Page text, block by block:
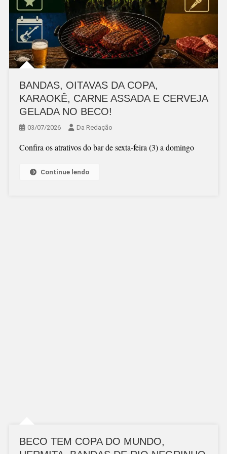
BANDAS, OITAVAS DA COPA,
KARAOKÊ, CARNE ASSADA E CERVEJA
GELADA NO BECO!
03/07/2026 Da Redação
Confira os atrativos do bar de sexta-feira (3) a domingo
Continue lendo
BECO TEM COPA DO MUNDO,